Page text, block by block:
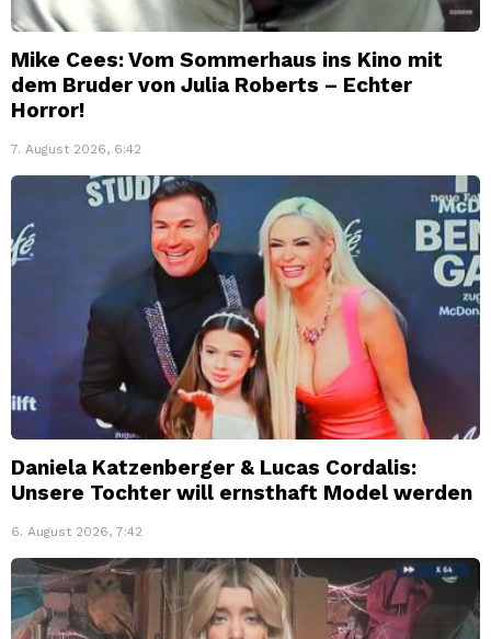
Mike Cees: Vom Sommerhaus ins Kino mit
dem Bruder von Julia Roberts – Echter
Horror!
7. August 2026, 6:42
Daniela Katzenberger & Lucas Cordalis:
Unsere Tochter will ernsthaft Model werden
6. August 2026, 7:42